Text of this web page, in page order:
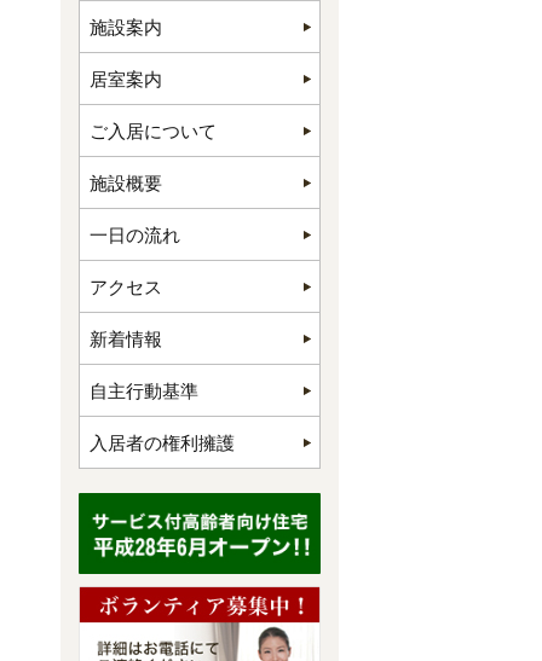
施設案内
居室案内
ご入居について
施設概要
一日の流れ
アクセス
新着情報
自主行動基準
入居者の権利擁護